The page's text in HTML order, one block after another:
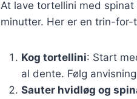
At lave tortellini med
minutter. Her er en trin-
Kog tortellini: Start
al dente. Følg
Sauter hvidløg og